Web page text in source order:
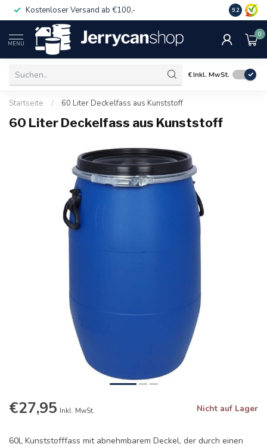
Kostenloser Versand ab €100,- Auch für
9.2
MENU
0
€Inkl. MwSt.
Startseite / 60 Liter Deckelfass aus Kunststoff
60 Liter Deckelfass aus Kunststoff
€27,95 Inkl. MwSt. Nicht auf Lager
60L Kunststofffass mit abnehmbarem Deckel, der durch einen